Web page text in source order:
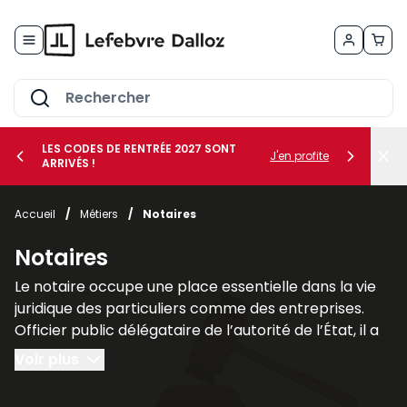
le sous-menu Vos métiers
le sous-menu Vos besoins
LES CODES DE RENTRÉE 2027 SONT
ARRIVÉS !
J'en profite
Accueil / Métiers / Notaires
Notaires
Le notaire occupe une place essentielle dans la vie
juridique des particuliers comme des entreprises.
Officier public délégataire de l’autorité de l’État, il a
pour mission d’authentifier les actes, de garantir leur
sécurité juridique et d’assurer leur conservation. Son